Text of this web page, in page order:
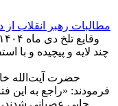
مطالبات رهبر انقلاب
فرمودند: «راجع به این
جایی عصبانی شدند،